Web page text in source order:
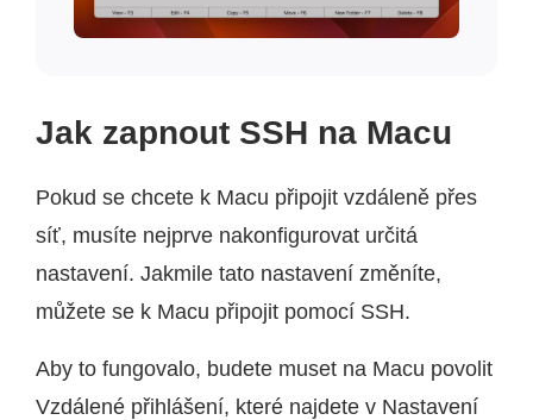
Jak zapnout SSH na Macu
Pokud se chcete k Macu připojit vzdáleně přes
síť, musíte nejprve nakonfigurovat určitá
nastavení. Jakmile tato nastavení změníte,
můžete se k Macu připojit pomocí SSH.
Aby to fungovalo, budete muset na Macu povolit
Vzdálené přihlášení, které najdete v Nastavení